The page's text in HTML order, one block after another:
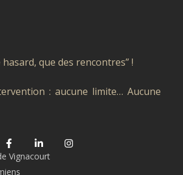
hasard, que des rencontres” !
: aucune limite… Aucune
Vignacourt